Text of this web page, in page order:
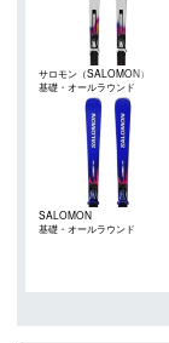
サロモン（SALOMON）
基礎・オールラウンド
SALOMON
基礎・オールラウンド